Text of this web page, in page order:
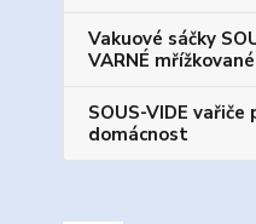
Vakuové sáčky
VARNÉ mřížkované
SOUS-VIDE vařiče
domácnost